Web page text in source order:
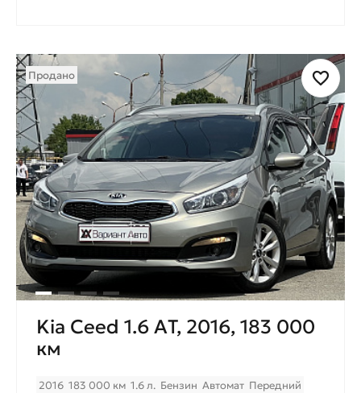
Продано
Kia Ceed 1.6 AТ, 2016, 183 000
км
2016 183 000 км 1.6 л. Бензин Автомат Передний